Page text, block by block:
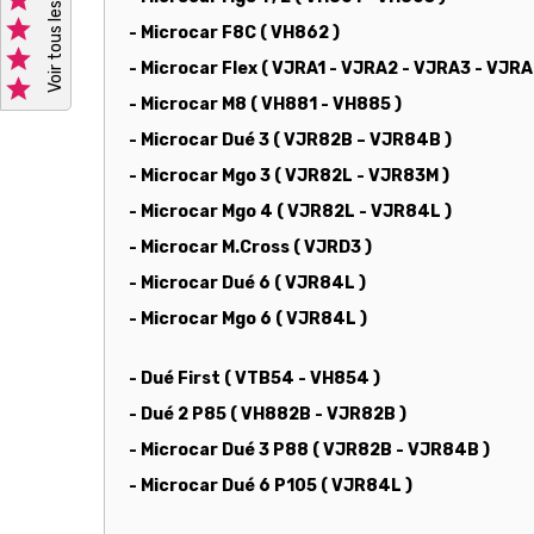



- Microcar F8C ( VH862 )
- Microcar Flex ( VJRA1 - VJRA2 - VJRA3 -
- Microcar M8 ( VH881 - VH885 )
- Microcar Dué 3 ( VJR82B – VJR84B )
- Microcar Mgo 3 ( VJR82L - VJR83M )
- Microcar Mgo 4 ( VJR82L - VJR84L )
- Microcar M.Cross ( VJRD3 )
- Microcar Dué 6 ( VJR84L )
- Microcar Mgo 6 ( VJR84L )
- Dué First ( VTB54 - VH854 )
- Dué 2 P85 ( VH882B - VJR82B )
- Microcar Dué 3 P88 ( VJR82B - VJR84B )
- Microcar Dué 6 P105 ( VJR84L )